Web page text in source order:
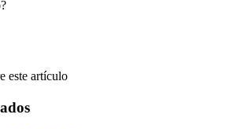
este artículo